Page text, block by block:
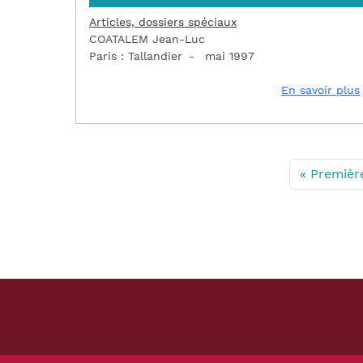
Articles, dossiers spéciaux
COATALEM Jean-Luc
Paris : Tallandier
mai 1997
En savoir plus
Première
«